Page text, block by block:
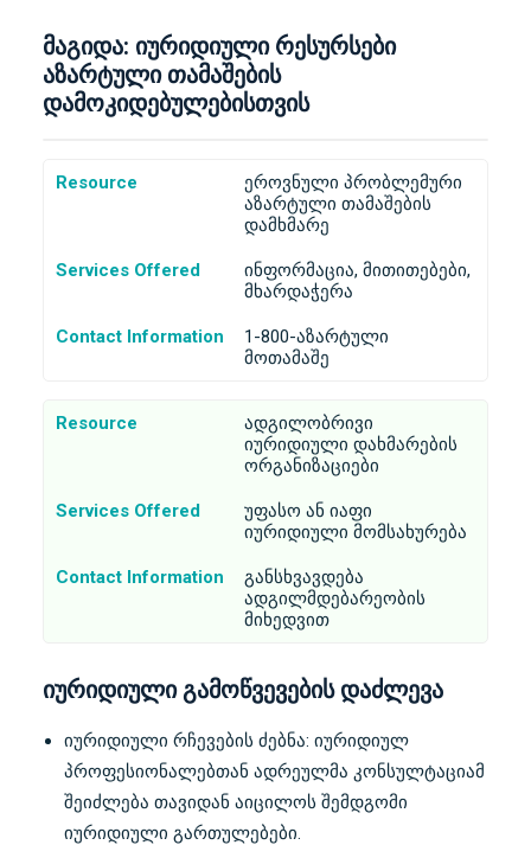
მაგიდა: იურიდიული რესურსები
აზარტული თამაშების
დამოკიდებულებისთვის
Resource
ეროვნული პრობლემური
აზარტული თამაშების
დამხმარე
Services Offered
ინფორმაცია, მითითებები,
მხარდაჭერა
Contact Information
1-800-აზარტული
მოთამაშე
Resource
ადგილობრივი
იურიდიული დახმარების
ორგანიზაციები
Services Offered
უფასო ან იაფი
იურიდიული მომსახურება
Contact Information
განსხვავდება
ადგილმდებარეობის
მიხედვით
იურიდიული გამოწვევების დაძლევა
იურიდიული რჩევების ძებნა: იურიდიულ
პროფესიონალებთან ადრეულმა კონსულტაციამ
შეიძლება თავიდან აიცილოს შემდგომი
იურიდიული გართულებები.